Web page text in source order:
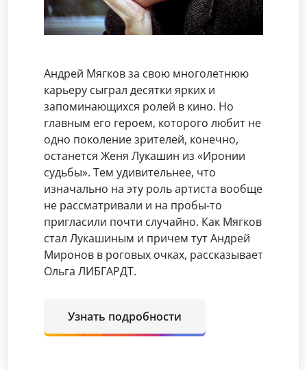
не рассматривали и на пробы-то
пригласили почти случайно. Как Мягков
Ольга ЛИБГАРДТ.
Узнать подробности
…Миронов умер в Риге.
Прямо на сцене во время спектакля «Женитьба
Фигаро» актёру стало плохо, и он потерял
сознание. Он умер от обширного кровоизлияния в
перевозили на родину, вся дорога была выстелена
цветами.